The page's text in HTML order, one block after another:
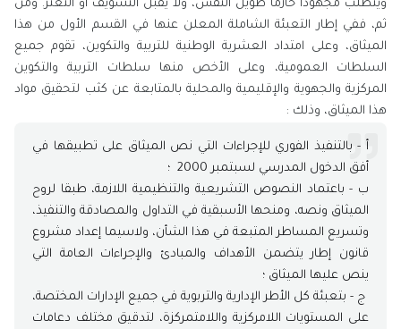
ويتطلب مجهودا حازما طويل النفس، ولا يقبل التسويف أو التعثر. ومن
ثم، ففي إطار التعبئة الشاملة المعلن عنها في القسم الأول من هذا
الميثاق، وعلى امتداد العشرية الوطنية للتربية والتكوين، تقوم جميع
السلطات العمومية، وعلى الأخص منها سلطات التربية والتكوين
المركزية والجهوية والإقليمية والمحلية بالمتابعة عن كثب لتحقيق مواد
هذا الميثاق، وذلك :
أ - بالتنفيذ الفوري للإجراءات التي نص الميثاق على تطبيقها في
أفق الدخول المدرسي لسبتمبر 2000 ؛
ب - باعتماد النصوص التشريعية والتنظيمية اللازمة، طبقا لروح
الميثاق ونصه، ومنحها الأسبقية في التداول والمصادقة والتنفيذ،
وتسريع المساطر المتبعة في هذا الشأن، ولاسيما إعداد مشروع
قانون إطار يتضمن الأهداف والمبادئ والإجراءات العامة التي
ينص عليها الميثاق ؛
ج - بتعبئة كل الأطر الإدارية والتربوية في جميع الإدارات المختصة،
على المستويات اللامركزية واللامتمركزة، لتدقيق مختلف دعامات